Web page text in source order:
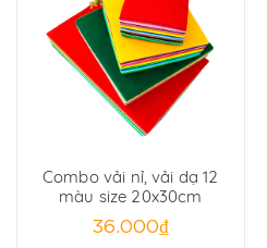
Combo vải nỉ, vải dạ 12
màu size 20x30cm
36.000₫